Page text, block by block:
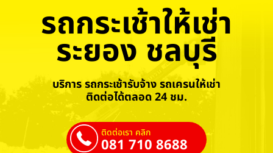
รถกระเช้าให้เช่า
ระยอง ชลบุรี
บริการ รถกระเช้ารับจ้าง รถเครนให้เช่า
ติดต่อได้ตลอด 24 ชม.
ติดต่อเรา คลิก
081 710 8688